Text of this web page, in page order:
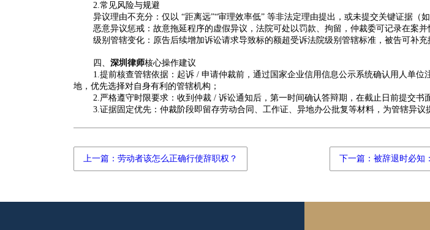
2.常见风险与规避
异议理由不充分：仅以 “距离远”“审理效率低” 等非法定理由提出，或未提交关键证据（
恶意异议惩戒：故意拖延程序的虚假异议，法院可处以罚款、拘留，仲裁委可记录在案并
级别管辖变化：原告后续增加诉讼请求导致标的额超受诉法院级别管辖标准，被告可补充
四、 深圳律师核心操作建议
1.提前核查管辖依据：起诉 / 申请仲裁前，通过国家企业信用信息公示系统确认用人单位
地，优先选择对自身有利的管辖机构；
2.严格遵守时限要求：收到仲裁 / 诉讼通知后，第一时间确认答辩期，在截止日前提交书
3.证据固定优先：仲裁阶段即留存劳动合同、工作证、异地办公批复等材料，为管辖异议
上一篇：劳动者该怎么正确行使辞职权？ 下一篇：被辞退时必知